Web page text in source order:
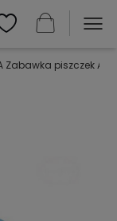
Zabawka piszczek Am